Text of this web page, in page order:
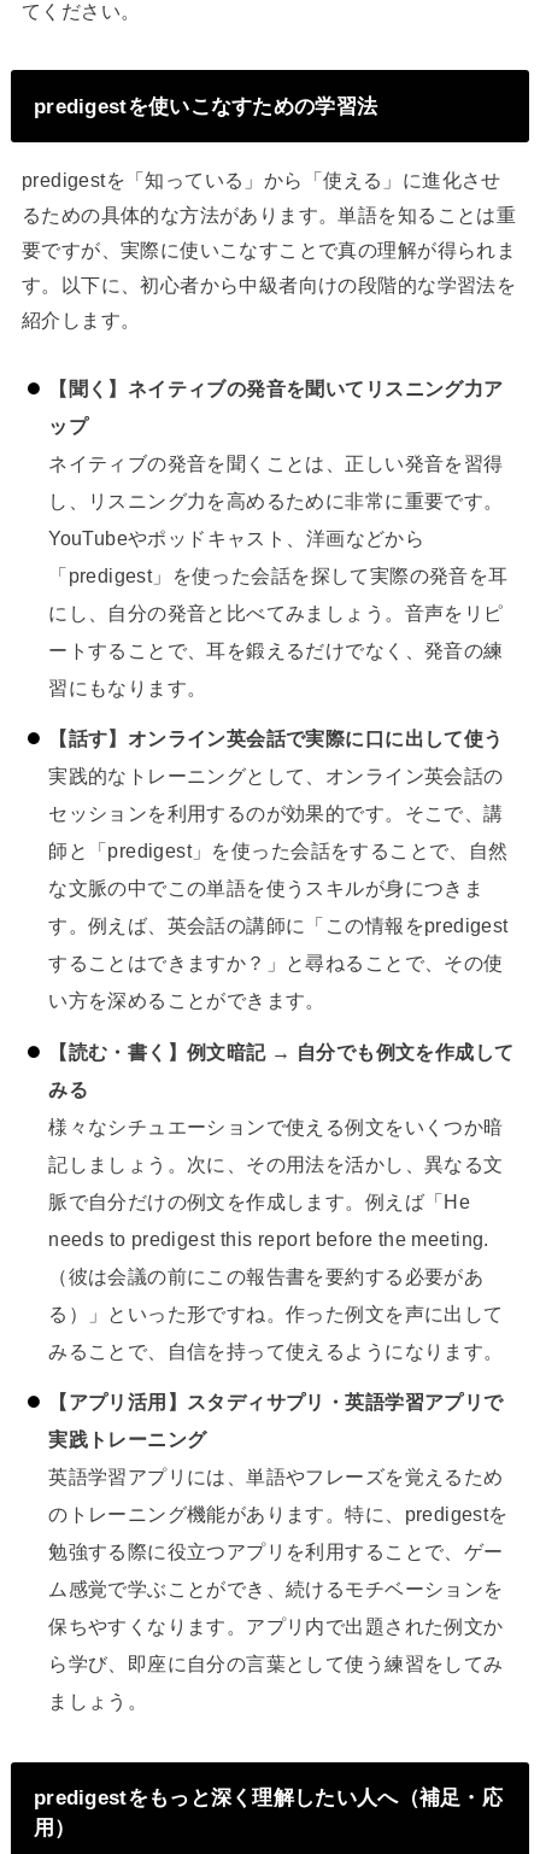
てください。
predigestを使いこなすための学習法
predigestを「知っている」から「使える」に進化させ
るための具体的な方法があります。単語を知ることは重
要ですが、実際に使いこなすことで真の理解が得られま
す。以下に、初心者から中級者向けの段階的な学習法を
紹介します。
【聞く】ネイティブの発音を聞いてリスニング力ア
ップ
ネイティブの発音を聞くことは、正しい発音を習得
し、リスニング力を高めるために非常に重要です。
YouTubeやポッドキャスト、洋画などから
「predigest」を使った会話を探して実際の発音を耳
にし、自分の発音と比べてみましょう。音声をリピ
ートすることで、耳を鍛えるだけでなく、発音の練
習にもなります。
【話す】オンライン英会話で実際に口に出して使う
実践的なトレーニングとして、オンライン英会話の
セッションを利用するのが効果的です。そこで、講
師と「predigest」を使った会話をすることで、自然
な文脈の中でこの単語を使うスキルが身につきま
す。例えば、英会話の講師に「この情報をpredigest
することはできますか？」と尋ねることで、その使
い方を深めることができます。
【読む・書く】例文暗記 → 自分でも例文を作成して
みる
様々なシチュエーションで使える例文をいくつか暗
記しましょう。次に、その用法を活かし、異なる文
脈で自分だけの例文を作成します。例えば「He
needs to predigest this report before the meeting.
（彼は会議の前にこの報告書を要約する必要があ
る）」といった形ですね。作った例文を声に出して
みることで、自信を持って使えるようになります。
【アプリ活用】スタディサプリ・英語学習アプリで
実践トレーニング
英語学習アプリには、単語やフレーズを覚えるため
のトレーニング機能があります。特に、predigestを
勉強する際に役立つアプリを利用することで、ゲー
ム感覚で学ぶことができ、続けるモチベーションを
保ちやすくなります。アプリ内で出題された例文か
ら学び、即座に自分の言葉として使う練習をしてみ
ましょう。
predigestをもっと深く理解したい人へ（補足・応
用）